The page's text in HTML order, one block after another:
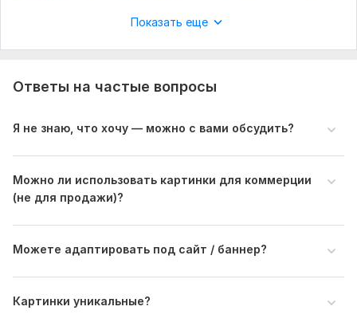
Показать еще
Ответы на частые вопросы
Я не знаю, что хочу — можно с вами обсудить?
Можно ли использовать картинки для коммерции
(не для продажи)?
Можете адаптировать под сайт / баннер?
Картинки уникальные?